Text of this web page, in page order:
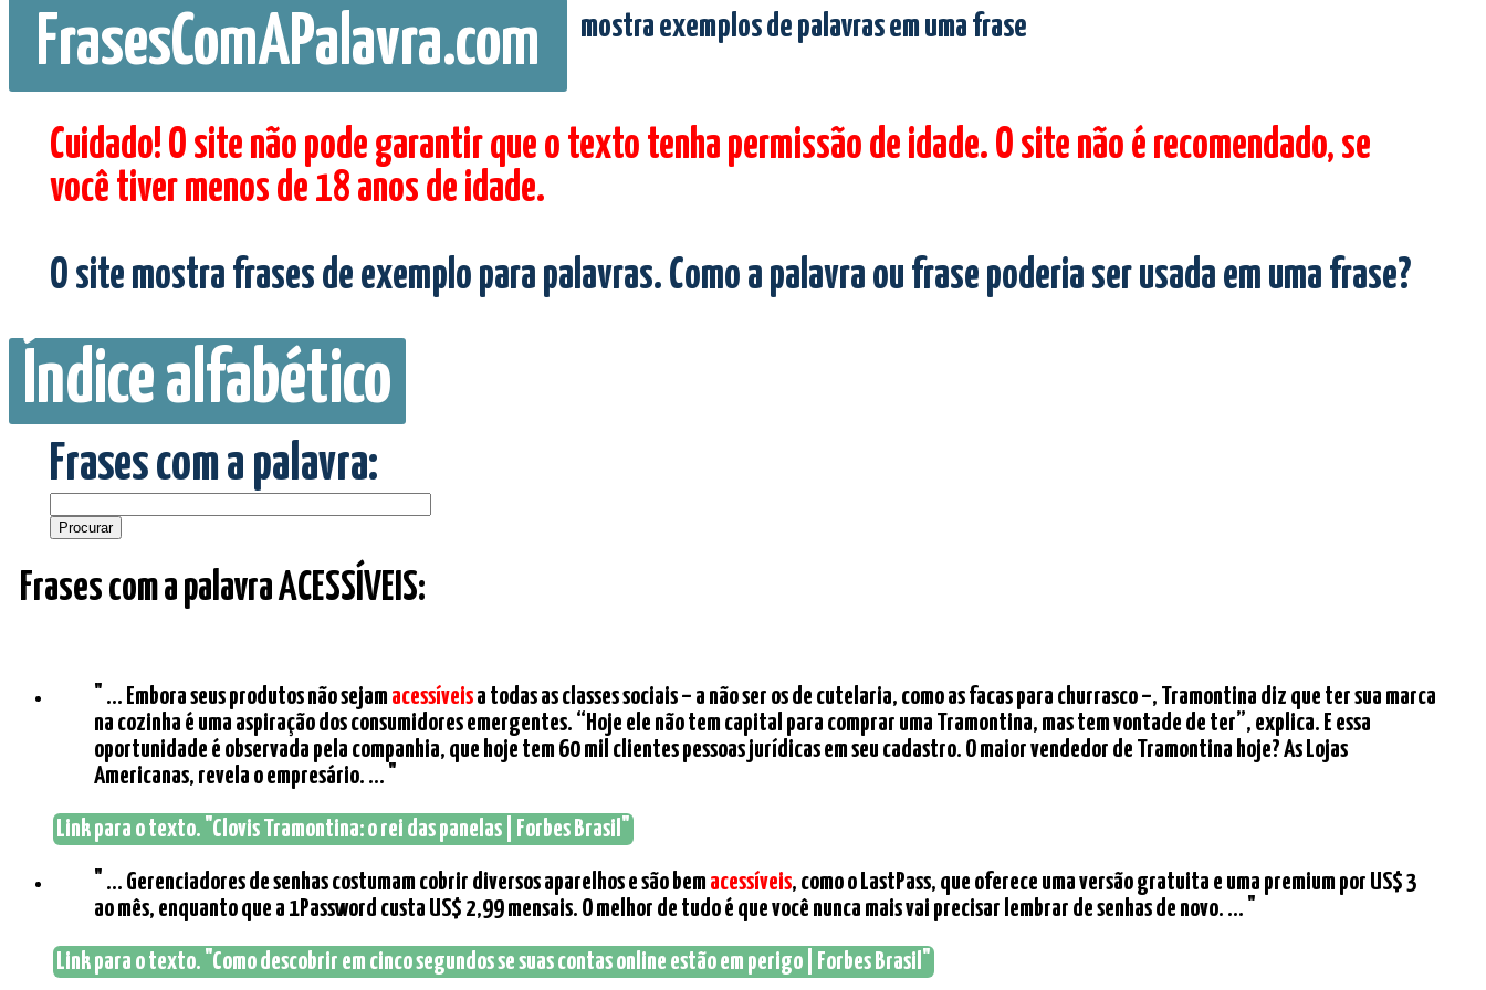
FrasesComAPalavra.com mostra exemplos de palavras em uma frase
Cuidado! O site não pode garantir que o texto tenha permissão de idade. O site não é recomendado, se
você tiver menos de 18 anos de idade.
O site mostra frases de exemplo para palavras. Como a palavra ou frase poderia ser usada em uma frase?
Índice alfabético
Frases com a palavra:
Frases com a palavra ACESSÍVEIS:
" ... Embora seus produtos não sejam acessíveisa todas as classes sociais – a não ser os de cutelaria, como as facas para churrasco –, Tramontina diz que ter sua marca
na cozinha é uma aspiração dos consumidores emergentes. “Hoje ele não tem capital para comprar uma Tramontina, mas tem vontade de ter”, explica. E essa
oportunidade é observada pela companhia, que hoje tem 60 mil clientes pessoas jurídicas em seu cadastro. O maior vendedor de Tramontina hoje? As Lojas
Americanas, revela o empresário. ... "
Link para o texto. "Clovis Tramontina: o rei das panelas | Forbes Brasil"
" ... Gerenciadores de senhas costumam cobrir diversos aparelhos e são bem acessíveis, como o LastPass, que oferece uma versão gratuita e uma premium por US$ 3
ao mês, enquanto que a 1Password custa US$ 2,99 mensais. O melhor de tudo é que você nunca mais vai precisar lembrar de senhas de novo. ... "
Link para o texto. "Como descobrir em cinco segundos se suas contas online estão em perigo | Forbes Brasil"